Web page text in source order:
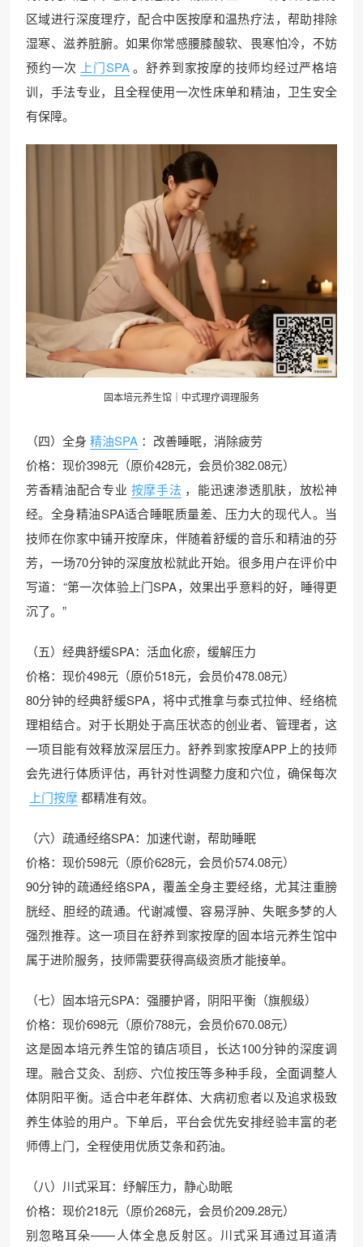
区域进行深度理疗，配合中医按摩和温热疗法，帮助排除
湿寒、滋养脏腑。如果你常感腰膝酸软、畏寒怕冷，不妨
预约一次 上门SPA 。舒养到家按摩的技师均经过严格培
训，手法专业，且全程使用一次性床单和精油，卫生安全
有保障。
固本培元养生馆｜中式理疗调理服务
（四）全身 精油SPA ：改善睡眠，消除疲劳
价格：现价398元（原价428元，会员价382.08元）
芳香精油配合专业 按摩手法 ，能迅速渗透肌肤，放松神
经。全身精油SPA适合睡眠质量差、压力大的现代人。当
技师在你家中铺开按摩床，伴随着舒缓的音乐和精油的芬
芳，一场70分钟的深度放松就此开始。很多用户在评价中
写道：“第一次体验上门SPA，效果出乎意料的好，睡得更
沉了。”
（五）经典舒缓SPA：活血化瘀，缓解压力
价格：现价498元（原价518元，会员价478.08元）
80分钟的经典舒缓SPA，将中式推拿与泰式拉伸、经络梳
理相结合。对于长期处于高压状态的创业者、管理者，这
一项目能有效释放深层压力。舒养到家按摩APP上的技师
会先进行体质评估，再针对性调整力度和穴位，确保每次
上门按摩都精准有效。
（六）疏通经络SPA：加速代谢，帮助睡眠
价格：现价598元（原价628元，会员价574.08元）
90分钟的疏通经络SPA，覆盖全身主要经络，尤其注重膀
胱经、胆经的疏通。代谢减慢、容易浮肿、失眠多梦的人
强烈推荐。这一项目在舒养到家按摩的固本培元养生馆中
属于进阶服务，技师需要获得高级资质才能接单。
（七）固本培元SPA：强腰护肾，阴阳平衡（旗舰级）
价格：现价698元（原价788元，会员价670.08元）
这是固本培元养生馆的镇店项目，长达100分钟的深度调
理。融合艾灸、刮痧、穴位按压等多种手段，全面调整人
体阴阳平衡。适合中老年群体、大病初愈者以及追求极致
养生体验的用户。下单后，平台会优先安排经验丰富的老
师傅上门，全程使用优质艾条和药油。
（八）川式采耳：纾解压力，静心助眠
价格：现价218元（原价268元，会员价209.28元）
别忽略耳朵——人体全息反射区。川式采耳通过耳道清